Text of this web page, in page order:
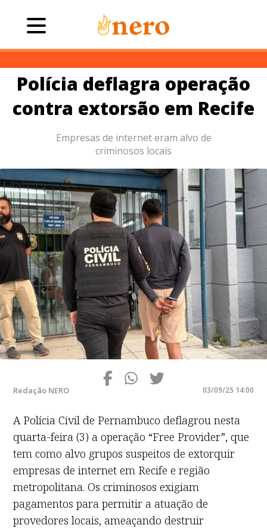
Polícia deflagra operação
contra extorsão em Recife
Empresas de internet eram alvo de
criminosos locais
Redação NERO 03/09/25 14:00
A Polícia Civil de Pernambuco deflagrou nesta
quarta-feira (3) a operação “Free Provider”, que
tem como alvo grupos suspeitos de extorquir
empresas de internet em Recife e região
metropolitana. Os criminosos exigiam
pagamentos para permitir a atuação de
provedores locais, ameaçando destruir